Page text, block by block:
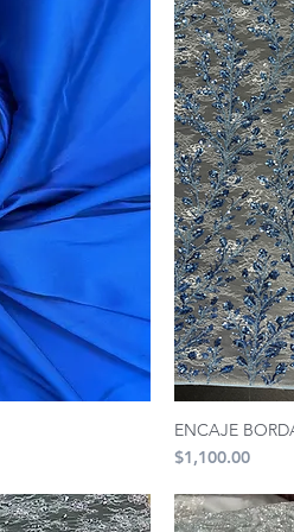
ENCAJE
Precio
$1,100.00